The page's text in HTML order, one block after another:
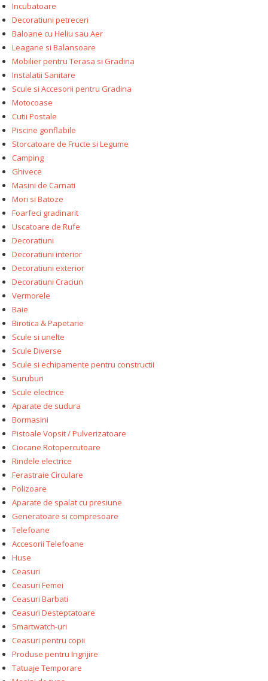
Incubatoare
Decoratiuni petreceri
Baloane cu Heliu sau Aer
Leagane si Balansoare
Mobilier pentru Terasa si Gradina
Instalatii Sanitare
Scule si Accesorii pentru Gradina
Motocoase
Cutii Postale
Piscine gonflabile
Storcatoare de Fructe si Legume
Camping
Ghivece
Masini de Carnati
Mori si Batoze
Foarfeci gradinarit
Uscatoare de Rufe
Decoratiuni
Decoratiuni interior
Decoratiuni exterior
Decoratiuni Craciun
Vermorele
Baie
Birotica & Papetarie
Scule si unelte
Scule Diverse
Scule si echipamente pentru constructii
Suruburi
Scule electrice
Aparate de sudura
Bormasini
Pistoale Vopsit / Pulverizatoare
Ciocane Rotopercutoare
Rindele electrice
Ferastraie Circulare
Polizoare
Aparate de spalat cu presiune
Generatoare si compresoare
Telefoane
Accesorii Telefoane
Huse
Ceasuri
Ceasuri Femei
Ceasuri Barbati
Ceasuri Desteptatoare
Smartwatch-uri
Ceasuri pentru copii
Produse pentru Ingrijire
Tatuaje Temporare